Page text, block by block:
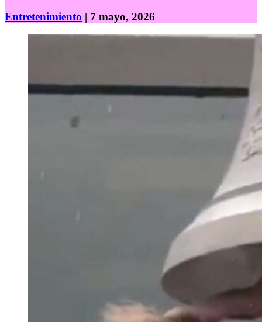
Entretenimiento | 7 mayo, 2026